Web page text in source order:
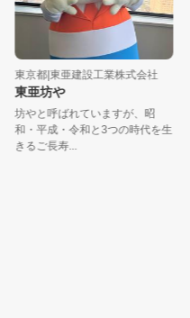
東京都|東亜建設工業株式会社
東亜坊や
坊やと呼ばれていますが、昭
和・平成・令和と3つの時代を生
きるご長寿...